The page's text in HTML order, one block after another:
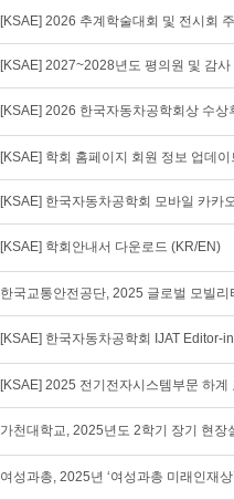
[KSAE] 2026 추계학술대회 및 전시회
[KSAE] 2027~2028년도 평의원 및 감사
[KSAE] 2026 한국자동차공학회상 수상
[KSAE] 학회 홈페이지 회원 정보 업데이
[KSAE] 한국자동차공학회 모바일 카카
[KSAE] 학회안내서 다운로드 (KR/EN)
한국교통안전공단, 2025 글로벌 모빌리
[KSAE] 한국자동차공학회 IJAT Editor-
[KSAE] 2025 전기전자시스템부문 하계
가천대학교, 2025년도 2학기 장기 현장
여성과총, 2025년 ‘여성과총 미래인재